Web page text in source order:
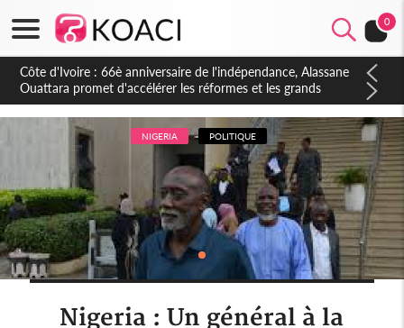
0
Côte d'Ivoire : À Abidjan, Amadou Oury Bah admire le modèle
ivoirien et veut s'en inspirer pour accélérer le développement
de la Guinée
NIGERIA POLITIQUE
Nigeria : Un général à la